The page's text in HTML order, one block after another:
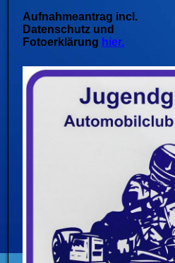
Aufnahmeantrag incl.
Datenschutz und
Fotoerklärung hier.